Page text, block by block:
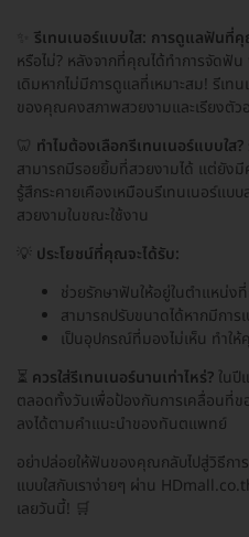
รีเทนเนอร์แบบใส: การดูแลฟันที่
หรือไม่? หลังจากที่คุณได้ทำการจัดฟั
เดิมหากไม่มีการดูแลที่เหมาะสม! รีเท
ของคุณคงสภาพสวยงามและเรียงตัว
🦷 ทำไมต้องเลือกรีเทนเนอร์แบบใส?
สามารถมีรอยยิ้มที่สวยงามได้ แต่ยัง
รู้สึกระคายเคืองเหมือนรีเทนเนอร์แบ
สวยงามในขณะใช้งาน
💡 ประโยชน์ที่คุณจะได้รับ:
ช่วยรักษาฟันให้อยู่ในตำแหน่ง
สามารถปรับขนาดได้หากมีการ
เป็นอุปกรณ์ที่มองไม่เห็น ทำใ
⏳ ควรใส่รีเทนเนอร์นานเท่าไหร่? ในปี
ตลอดทั้งวันเพื่อป้องกันการเคลื่อนที่
ลงได้ตามคำแนะนำของทันตแพทย์
อย่าปล่อยให้ฟันของคุณกลับไปสู่วิธีการ
แบบใสกับเราง่ายๆ ผ่าน
เลยวันนี้! 🛒